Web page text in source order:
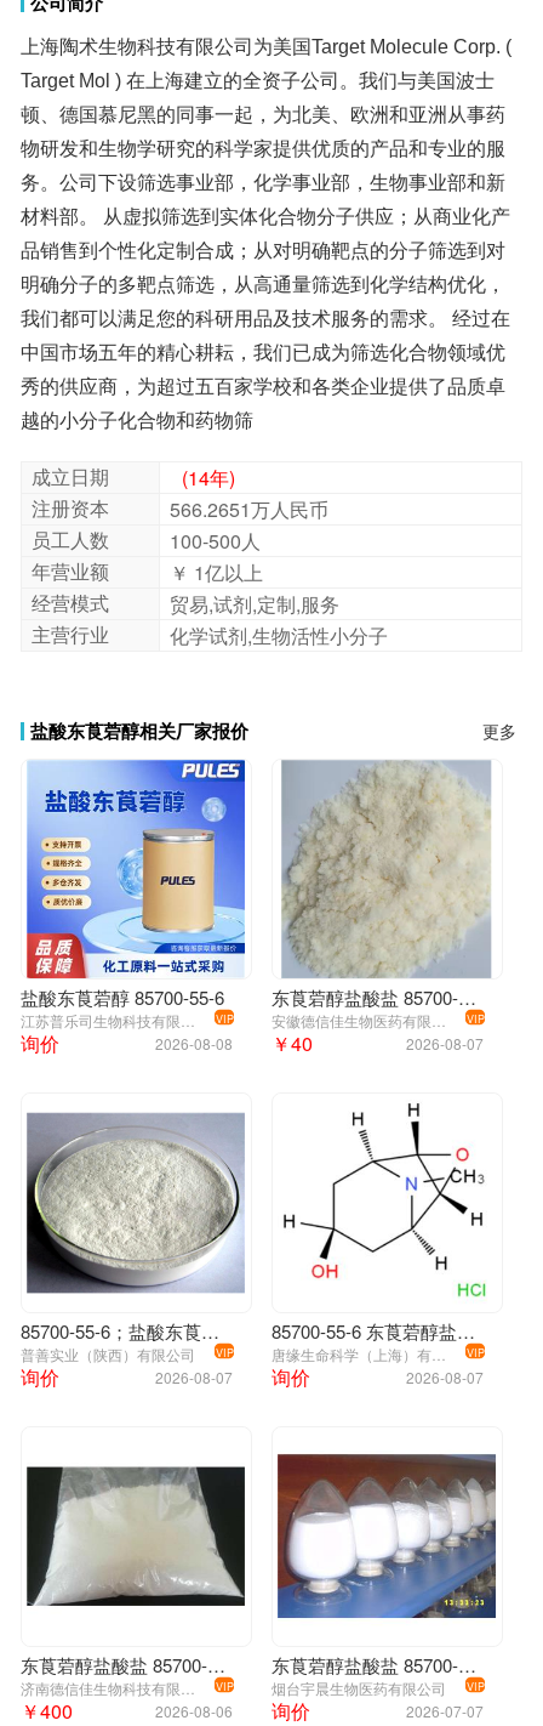
Epoxytropine
相关
产品
2′-Hydroxydihydrochalcone | Isonicotinic acid |
4-Carboxypyrazole | Melamine | H-ASP-PHE-
OH | 10-Undecen-1-ol | Urolithin A | 4-(4-Amino-
3-fluorophenoxy)-N-methylpicolinamide | 2-
(Methylamino)benzoic acid | Clozapine N-Oxide
| Mycophenolate Mofetil | Lansoprazole sulfide
相关
库
经典已知活性库 | 抗癌化合物库 | 已知活性化合物
库
上海陶术生物科技有限公司为美国Target Molecule Corp. (
Target Mol ) 在上海建立的全资子公司。我们与美国波士
顿、德国慕尼黑的同事一起，为北美、欧洲和亚洲从事药
物研发和生物学研究的科学家提供优质的产品和专业的服
务。公司下设筛选事业部，化学事业部，生物事业部和新
材料部。 从虚拟筛选到实体化合物分子供应；从商业化产
品销售到个性化定制合成；从对明确靶点的分子筛选到对
明确分子的多靶点筛选，从高通量筛选到化学结构优化，
我们都可以满足您的科研用品及技术服务的需求。 经过在
中国市场五年的精心耕耘，我们已成为筛选化合物领域优
秀的供应商，为超过五百家学校和各类企业提供了品质卓
越的小分子化合物和药物筛
成立日期
(14年)
注册资本
566.2651万人民币
员工人数
100-500人
年营业额
￥ 1亿以上
经营模式
贸易,试剂,定制,服务
主营行业
化学试剂,生物活性小分子
盐酸东莨菪醇相关厂家报价 更多
盐酸东莨菪醇 85700-55-6
VIP
2026-08-08
询价
东莨菪醇盐酸盐 85700-55-6
VIP
2026-08-07
￥40
85700-55-6；盐酸东莨菪醇
普善实业（陕西）有限公司 VIP
2026-08-07
询价
85700-55-6 东莨菪醇盐酸盐
唐缘生命科学（上海）有限公司 VIP
2026-08-07
询价
东莨菪醇盐酸盐 85700-55-6
VIP
2026-08-06
￥400
东莨菪醇盐酸盐 85700-55-6
烟台宇晨生物医药有限公司 VIP
2026-07-07
询价